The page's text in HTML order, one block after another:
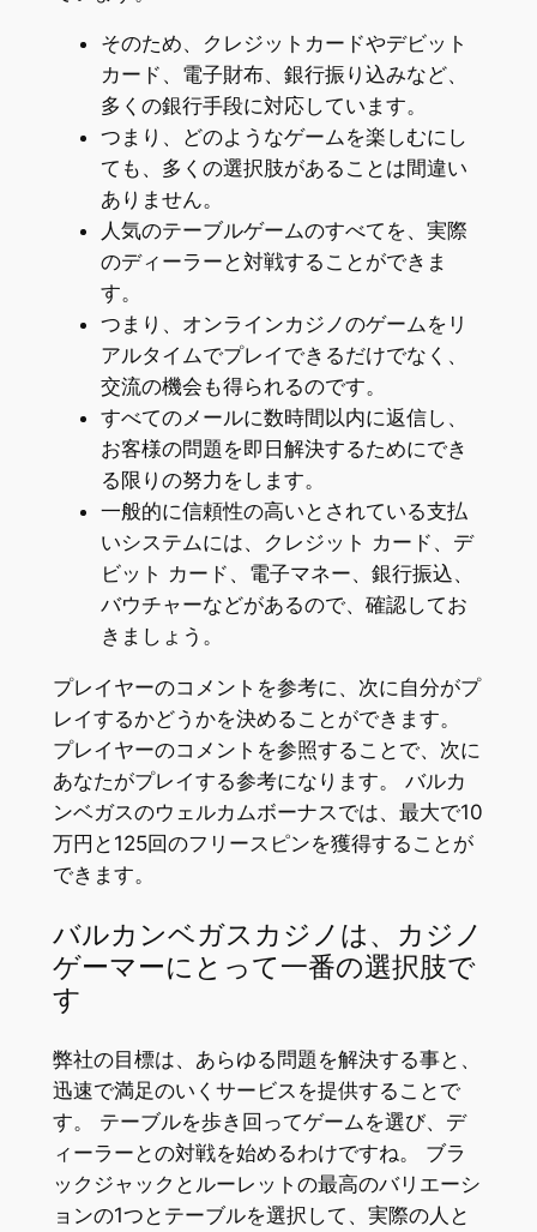
そのため、クレジットカードやデビット
カード、電子財布、銀行振り込みなど、
多くの銀行手段に対応しています。
つまり、どのようなゲームを楽しむにし
ても、多くの選択肢があることは間違い
ありません。
人気のテーブルゲームのすべてを、実際
のディーラーと対戦することができま
す。
つまり、オンラインカジノのゲームをリ
アルタイムでプレイできるだけでなく、
交流の機会も得られるのです。
すべてのメールに数時間以内に返信し、
お客様の問題を即日解決するためにでき
る限りの努力をします。
一般的に信頼性の高いとされている支払
いシステムには、クレジット カード、デ
ビット カード、電子マネー、銀行振込、
バウチャーなどがあるので、確認してお
きましょう。
プレイヤーのコメントを参考に、次に自分がプ
レイするかどうかを決めることができます。
プレイヤーのコメントを参照することで、次に
あなたがプレイする参考になります。 バルカ
ンベガスのウェルカムボーナスでは、最大で10
万円と125回のフリースピンを獲得することが
できます。
バルカンベガスカジノは、カジノ
ゲーマーにとって一番の選択肢で
す
弊社の目標は、あらゆる問題を解決する事と、
迅速で満足のいくサービスを提供することで
す。 テーブルを歩き回ってゲームを選び、デ
ィーラーとの対戦を始めるわけですね。 ブラ
ックジャックとルーレットの最高のバリエーシ
ョンの1つとテーブルを選択して、実際の人と